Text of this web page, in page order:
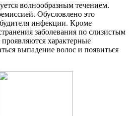
волнообразным течением.
Обусловлено это
инфекции. Кроме
заболевания по слизистым
характерные
выпадение волос и появиться